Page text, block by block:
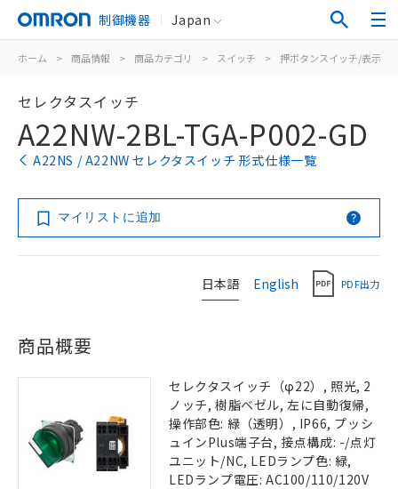
制御機器 Japan
ホーム > 商品情報 > 商品カテゴリ > スイッチ > 押ボタンスイッチ/表示灯
セレクタスイッチ
A22NW-2BL-TGA-P002-GD
A22NS / A22NW セレクタスイッチ 形式仕様一覧
マイリストに追加
日本語 English PDF出力
商品概要
セレクタスイッチ（φ22）, 照光, 2
ノッチ, 樹脂ベゼル, 左に自動復帰,
操作部色: 緑（透明）, IP66, プッシ
ュインPlus端子台, 接点構成: -/点灯
ユニット/NC, LEDランプ色: 緑,
LEDランプ電圧: AC100/110/120V